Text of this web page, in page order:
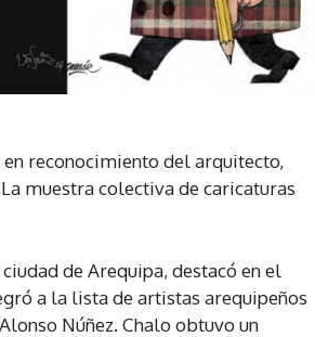
reconocimiento del arquitecto,
muestra colectiva de caricaturas
de Arequipa, destacó en el
a la lista de artistas arequipeños
Núñez. Chalo obtuvo un